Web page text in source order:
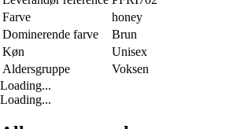
Farve
honey
Dominerende farve
Brun
Køn
Unisex
Aldersgruppe
Voksen
Loading...
Loading...